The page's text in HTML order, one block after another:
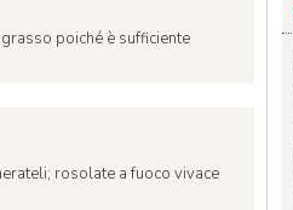
poiché è sufficiente
rosolate a fuoco vivace